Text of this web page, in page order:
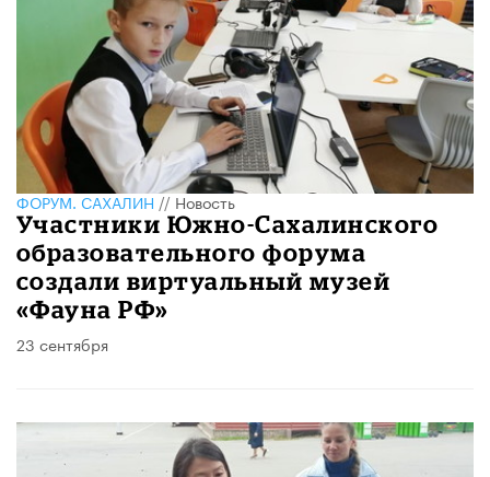
ФОРУМ. САХАЛИН//Новость
Участники Южно-Сахалинского
образовательного форума
создали виртуальный музей
«Фауна РФ»
23 сентября